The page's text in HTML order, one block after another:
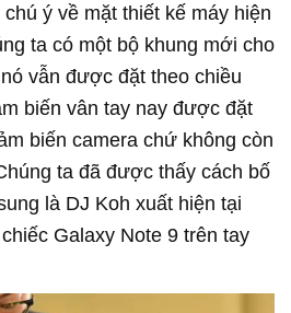
ý về mặt thiết kế máy hiện
ta có một bộ khung mới cho
vẫn được đặt theo chiều
biến vân tay nay được đặt
biến camera chứ không còn
ta đã được thấy cách bố
là DJ Koh xuất hiện tại
Galaxy Note 9 trên tay